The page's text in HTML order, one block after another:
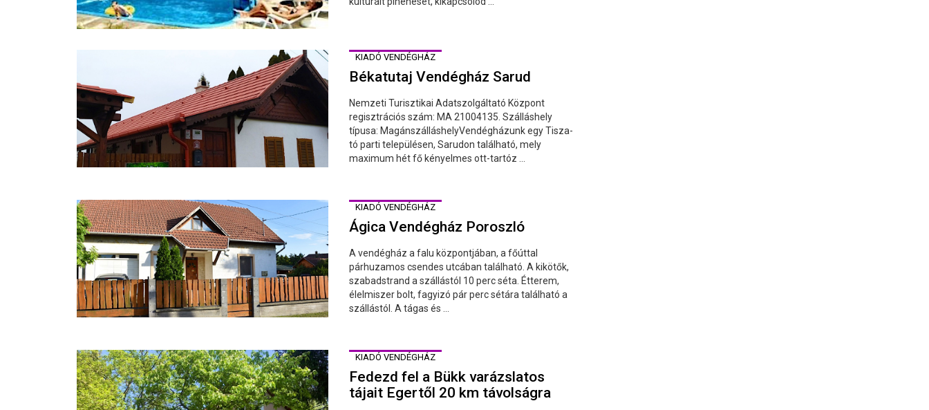
KIADÓ VENDÉGHÁZ
Békatutaj Vendégház Sarud
Nemzeti Turisztikai Adatszolgáltató Központ
regisztrációs szám: MA 21004135. Szálláshely
típusa: MagánszálláshelyVendégházunk egy Tisza-
tó parti településen, Sarudon található, mely
maximum hét fő kényelmes ott-tartóz ...
KIADÓ VENDÉGHÁZ
Ágica Vendégház Poroszló
A vendégház a falu központjában, a főúttal
párhuzamos csendes utcában található. A kikötők,
szabadstrand a szállástól 10 perc séta. Étterem,
élelmiszer bolt, fagyizó pár perc sétára található a
szállástól. A tágas és ...
KIADÓ VENDÉGHÁZ
Fedezd fel a Bükk varázslatos
tájait Egertől 20 km távolságra